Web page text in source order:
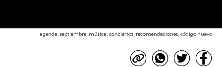
agenda, septiembre, música, conciertos, recomendaciones, código nuevo